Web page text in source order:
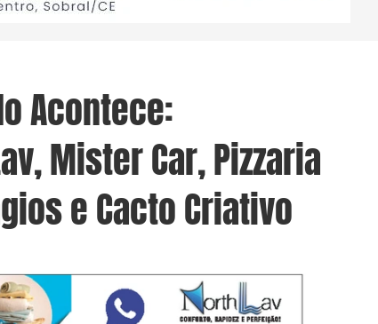
Acontece:
Mister Car, Pizzaria
e Cacto Criativo